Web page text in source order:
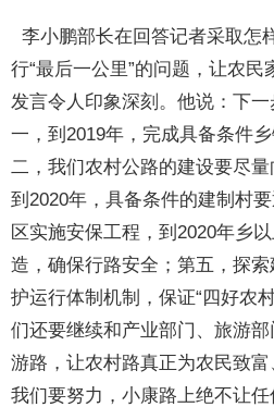
李小鹏部长在回答记者采取怎
行“最后一公里”的问题，让农民
发言令人印象深刻。他说：下
一，到2019年，完成具备条件
二，我们农村公路的建设要尽量
到2020年，具备条件的建制村
区实施安保工程，到2020年乡
造，确保行路安全；第五，探
护运行体制机制，保证“四好农
们还要继续和产业部门、旅游
游路，让农村路真正为农民致富
我们要努力，小康路上绝不让